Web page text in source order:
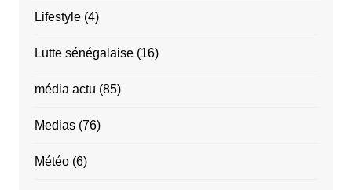
Lifestyle(4)
Lutte sénégalaise(16)
média actu (85)
Medias(76)
Météo(6)